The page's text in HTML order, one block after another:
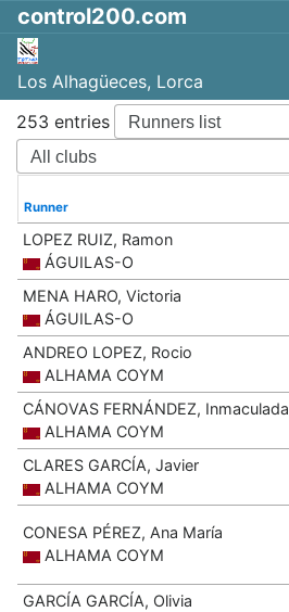
control200.com
Los Alhagüeces, Lorca
253 entries
Runner
LOPEZ RUIZ, Ramon
ÁGUILAS-O
MENA HARO, Victoria
ÁGUILAS-O
ANDREO LOPEZ, Rocio
ALHAMA COYM
CÁNOVAS FERNÁNDEZ, Inmaculada
ALHAMA COYM
CLARES GARCÍA, Javier
ALHAMA COYM
CONESA PÉREZ, Ana María
ALHAMA COYM
GARCÍA GARCÍA, Olivia